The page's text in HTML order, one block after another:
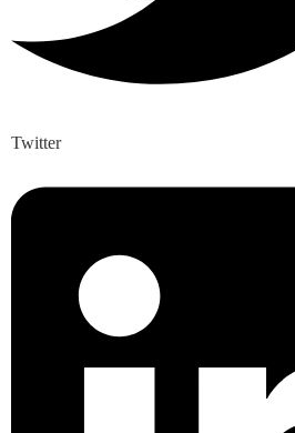
Twitter